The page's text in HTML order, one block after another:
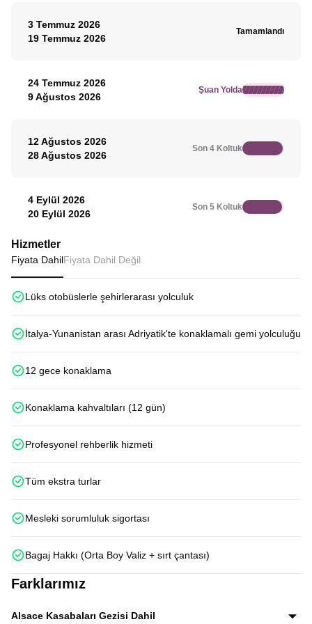
3 Temmuz 2026
19 Temmuz 2026
Tamamlandı
24 Temmuz 2026
9 Ağustos 2026
Şuan Yolda
12 Ağustos 2026
28 Ağustos 2026
Son 4 Koltuk
4 Eylül 2026
20 Eylül 2026
Son 5 Koltuk
Hizmetler
Fiyata DahilFiyata Dahil Değil
Lüks otobüslerle şehirlerarası yolculuk
İtalya-Yunanistan arası Adriyatik'te konaklamalı gemi yolculuğu
12 gece konaklama
Konaklama kahvaltıları (12 gün)
Profesyonel rehberlik hizmeti
Tüm ekstra turlar
Mesleki sorumluluk sigortası
Bagaj Hakkı (Orta Boy Valiz + sırt çantası)
Farklarımız
Alsace Kasabaları Gezisi Dahil